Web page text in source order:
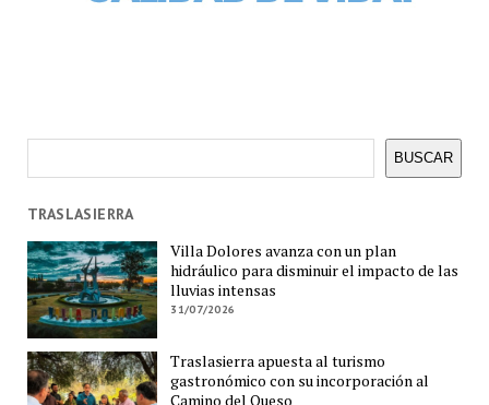
BUSCAR
TRASLASIERRA
Villa Dolores avanza con un plan
hidráulico para disminuir el impacto de las
lluvias intensas
31/07/2026
Traslasierra apuesta al turismo
gastronómico con su incorporación al
Camino del Queso